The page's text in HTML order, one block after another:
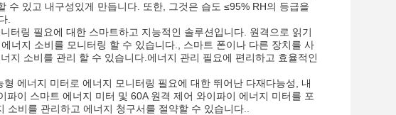
수 있고 내구성있게 만듭니다. 또한, 그것은 습도 ≤95% RH의 등급을
.
터링 필요에 대한 스마트하고 지능적인 솔루션입니다. 원격으로 읽기
너지 소비를 모니터링 할 수 있습니다., 스마트 폰이나 다른 장치를 사
지 소비를 관리 할 수 있습니다.에너지 관리 필요에 편리하고 효율적인
에너지 미터로 에너지 모니터링 필요에 대한 뛰어난 다재다능성, 내
이 스마트 에너지 미터 및 60A 원격 제어 와이파이 에너지 미터를 포
비를 관리하고 에너지 청구서를 절약할 수 있습니다..